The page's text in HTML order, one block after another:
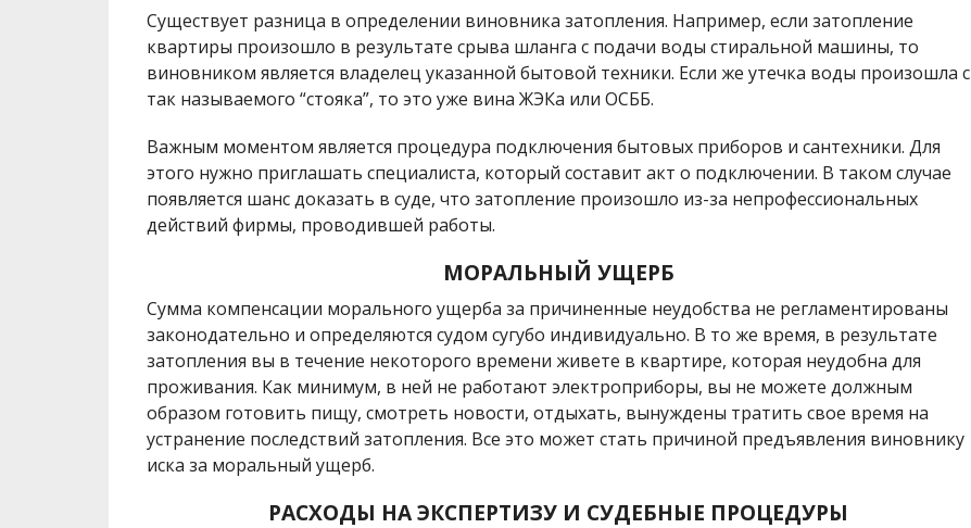
Существует разница в определении виновника затопления. Например, если затопление
квартиры произошло в результате срыва шланга с подачи воды стиральной машины, то
виновником является владелец указанной бытовой техники. Если же утечка воды произошла с
так называемого “стояка”, то это уже вина ЖЭКа или ОСББ.
Важным моментом является процедура подключения бытовых приборов и сантехники. Для
этого нужно приглашать специалиста, который составит акт о подключении. В таком случае
появляется шанс доказать в суде, что затопление произошло из-за непрофессиональных
действий фирмы, проводившей работы.
МОРАЛЬНЫЙ УЩЕРБ
Сумма компенсации морального ущерба за причиненные неудобства не регламентированы
законодательно и определяются судом сугубо индивидуально. В то же время, в результате
затопления вы в течение некоторого времени живете в квартире, которая неудобна для
проживания. Как минимум, в ней не работают электроприборы, вы не можете должным
образом готовить пищу, смотреть новости, отдыхать, вынуждены тратить свое время на
устранение последствий затопления. Все это может стать причиной предъявления виновнику
иска за моральный ущерб.
РАСХОДЫ НА ЭКСПЕРТИЗУ И СУДЕБНЫЕ ПРОЦЕДУРЫ